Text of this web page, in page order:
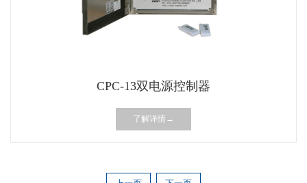
CPC-13双电源控制器
了解详情→